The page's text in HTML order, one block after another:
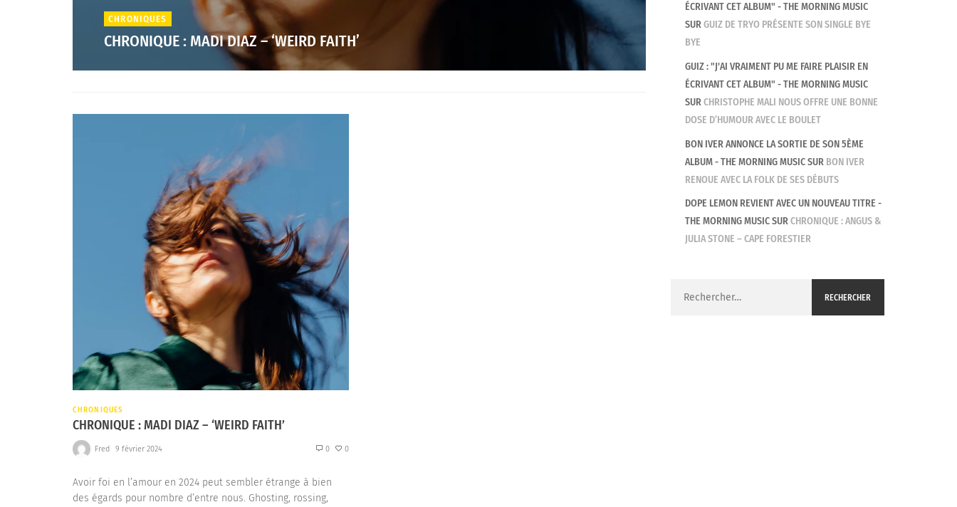
CHRONIQUES
CHRONIQUE : MADI DIAZ – ‘WEIRD FAITH’
CHRONIQUES
CHRONIQUE : MADI DIAZ – ‘WEIRD FAITH’
Fred 9 février 2024 0 0
Avoir foi en l’amour en 2024 peut sembler étrange à bien
des égards pour nombre d’entre nous. Ghosting, rossing,
ÉCRIVANT CET ALBUM" - THE MORNING MUSIC
SURGUIZ DE TRYO PRÉSENTE SON SINGLE BYE
BYE
GUIZ : "J'AI VRAIMENT PU ME FAIRE PLAISIR EN
ÉCRIVANT CET ALBUM" - THE MORNING MUSIC
SURCHRISTOPHE MALI NOUS OFFRE UNE BONNE
DOSE D’HUMOUR AVEC LE BOULET
BON IVER ANNONCE LA SORTIE DE SON 5ÈME
ALBUM - THE MORNING MUSICSUR BON IVER
RENOUE AVEC LA FOLK DE SES DÉBUTS
DOPE LEMON REVIENT AVEC UN NOUVEAU TITRE -
THE MORNING MUSICSURCHRONIQUE : ANGUS &
JULIA STONE – CAPE FORESTIER